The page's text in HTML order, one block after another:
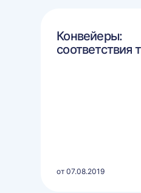
Конвейеры:
соответствия
от 07.08.2019